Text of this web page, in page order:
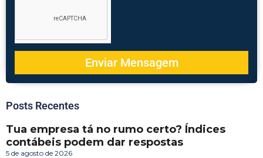
Enviar Mensagem
Posts Recentes
Tua empresa tá no rumo certo? Índices
contábeis podem dar respostas
5 de agosto de 2026